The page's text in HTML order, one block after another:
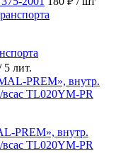
5 лит.
PREM», внутр.
TL020YM-PR